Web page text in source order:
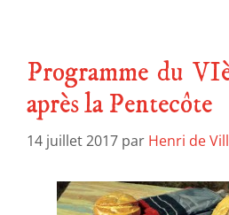
Programme du
après la Pentecôte
14 juillet 2017 par Henri de